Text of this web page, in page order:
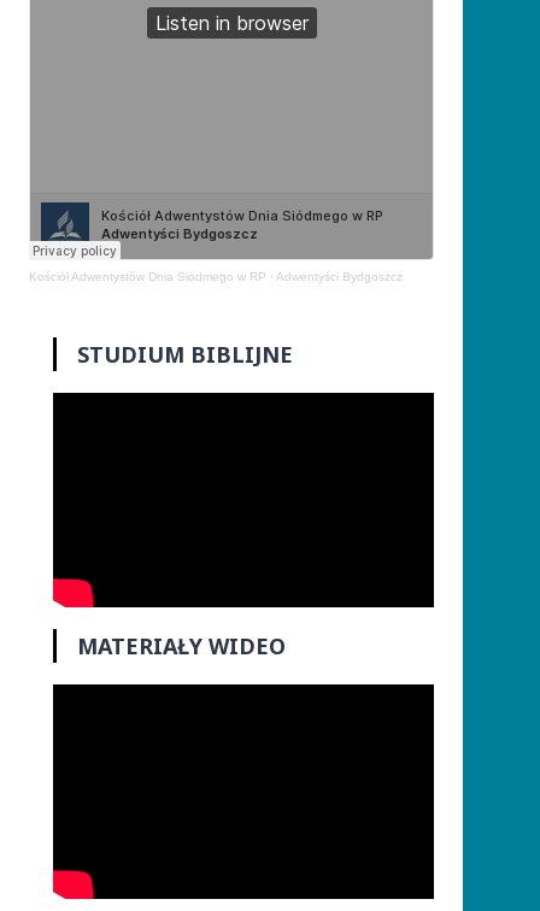
Kościół Adwentystów Dnia Siódmego w RP · Adwentyści Bydgoszcz
STUDIUM BIBLIJNE
MATERIAŁY WIDEO